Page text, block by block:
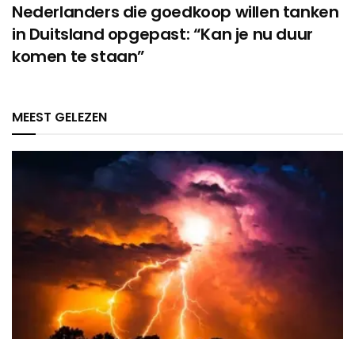
Nederlanders die goedkoop willen tanken
in Duitsland opgepast: “Kan je nu duur
komen te staan”
MEEST GELEZEN